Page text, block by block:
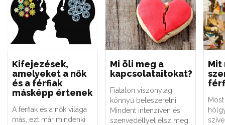
Kifejezések,
amelyeket a nők
és a férfiak
másképp értenek
A férfiak és a nők világa
más, ezt már mindenki
Mi öli meg a
kapcsolataitokat?
Fiatalon viszonylag
könnyű beleszeretni.
Mindent intenzíven és
szenvedéllyel élsz meg.
Mit